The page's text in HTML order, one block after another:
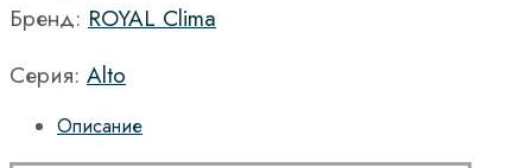
Бренд: ROYAL Clima
Серия: Alto
Описание